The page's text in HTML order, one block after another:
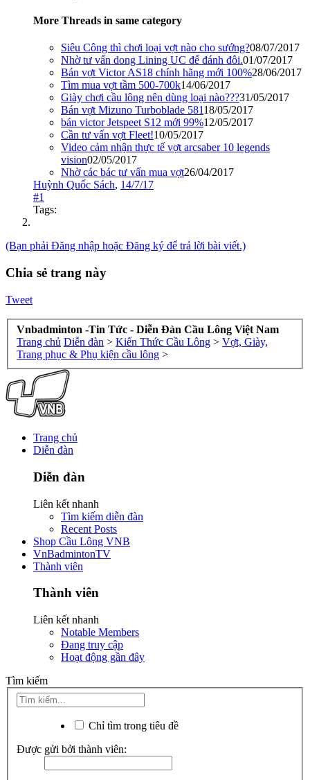
More Threads in same category
Siêu Công thì chơi loại vợt nào cho sướng?08/07/2017
Nhờ tư vấn dong Lining UC để đánh đôi.01/07/2017
Bán vợt Victor AS18 chính hãng mới 100%28/06/2017
Tìm mua vợt tầm 500-700k14/06/2017
Giày chơi cầu lông nên dùng loại nào???31/05/2017
Bán vợt Mizuno Turboblade 58118/05/2017
bán victor Jetspeet S12 mới 99%12/05/2017
Cần tư vấn vợt Fleet!10/05/2017
Video cảm nhận thực tế vợt arcsaber 10 legends
vision02/05/2017
Nhờ các bác tư vấn mua vợt26/04/2017
Huỳnh Quốc Sách, 14/7/17
#1
Tags:
(Bạn phải Đăng nhập hoặc Đăng ký để trả lời bài viết.)
Chia sẻ trang này
Tweet
Vnbadminton -Tin Tức - Diễn Đàn Cầu Lông Việt Nam
Trang chủ Diễn đàn > Kiến Thức Cầu Lông > Vợt, Giày,
Trang phục & Phụ kiện cầu lông >
Trang chủ
Diễn đàn
Diễn đàn
Liên kết nhanh
Tìm kiếm diễn đàn
Recent Posts
Shop Cầu Lông VNB
VnBadmintonTV
Thành viên
Thành viên
Liên kết nhanh
Notable Members
Đang truy cập
Hoạt động gần đây
Tìm kiếm
Chỉ tìm trong tiêu đề
Được gửi bởi thành viên: